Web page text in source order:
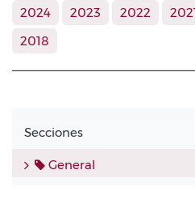
2024
2023 2022
2018
Secciones
General